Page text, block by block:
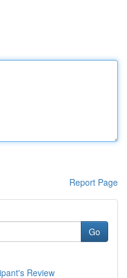
Report Page
Go
Review